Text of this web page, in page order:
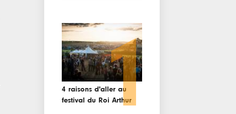
4 raisons d'aller au
festival du Roi Arthur
1